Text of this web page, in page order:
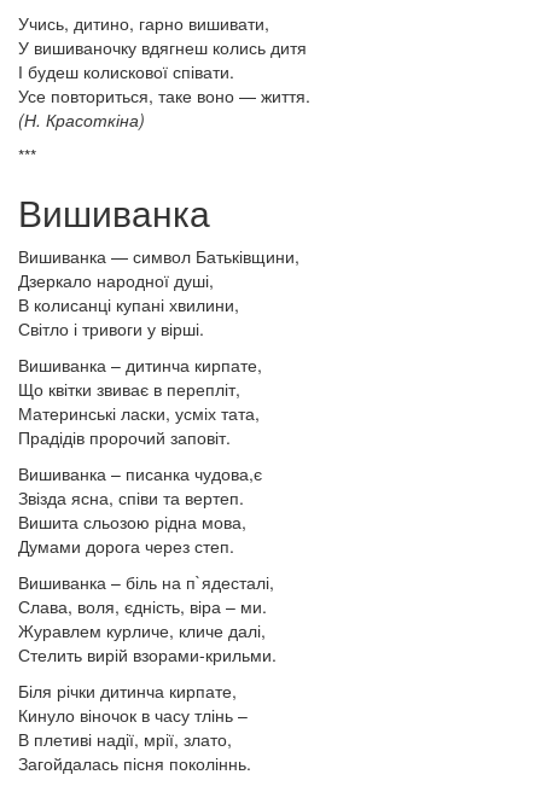
Учись, дитино, гарно вишивати,
У вишиваночку вдягнеш колись дитя
І будеш колискової співати.
Усе повториться, таке воно — життя.
(Н. Красоткіна)
***
Вишиванка
Вишиванка — символ Батьківщини,
Дзеркало народної душі,
В колисанці купані хвилини,
Світло і тривоги у вірші.
Вишиванка – дитинча кирпате,
Що квітки звиває в перепліт,
Материнські ласки, усміх тата,
Прадідів пророчий заповіт.
Вишиванка – писанка чудова,є
Звізда ясна, співи та вертеп.
Вишита сльозою рідна мова,
Думами дорога через степ.
Вишиванка – біль на п`ядесталі,
Слава, воля, єдність, віра – ми.
Журавлем курличе, кличе далі,
Стелить вирій взорами-крильми.
Біля річки дитинча кирпате,
Кинуло віночок в часу тлінь –
В плетиві надії, мрії, злато,
Загойдалась пісня поколіннь.